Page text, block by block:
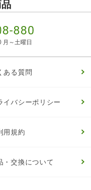
月～土曜日
ある質問
イバシーポリシー
用規約
・交換について